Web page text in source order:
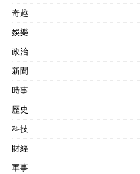
估了霹雳-15空空导弹的射
实力支撑的，没有技术实力
一切都是浮云。霹雳-15E空
解，但是电子战这一套，巴
基斯坦军队的能力，特别是
霹雳-15空空导弹的能力，
着实吓人了，阵风战斗机在
三个阶段全程无告警。200
多公里，相当于中国解放军
空军战机从福建任何地点起
飞，飞行员闭着眼睛发射导
奇趣
娛樂
政治
新聞
時事
歷史
科技
財經
軍事